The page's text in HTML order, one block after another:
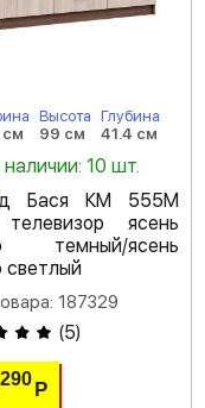
см
Высота
99 см
Глубина
41.4 см
наличии: 10 шт.
Бася КМ 555М
ясень
темный/ясень
187329
(5)
290 Р